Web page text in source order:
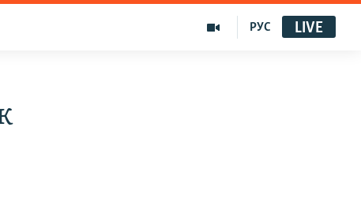
РУС LIVE